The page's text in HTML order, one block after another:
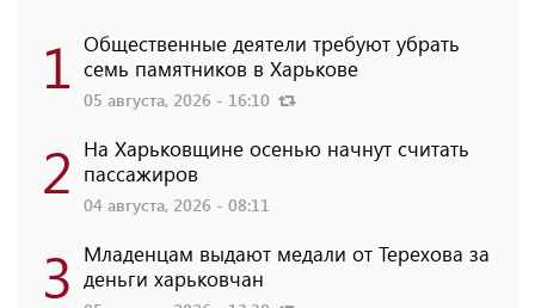
1 Общественные деятели требуют убрать
семь памятников в Харькове
05 августа, 2026 - 16:10
2 На Харьковщине осенью начнут считать
пассажиров
04 августа, 2026 - 08:11
3 Младенцам выдают медали от Терехова за
деньги харьковчан